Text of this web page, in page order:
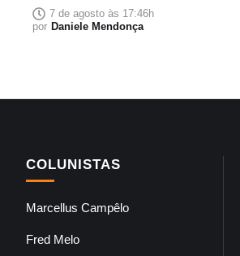
retirado do PL na corrida ao
Senado
7 de agosto às 17:46h
por Daniele Mendonça
COLUNISTAS
Marcellus Campêlo
Fred Melo